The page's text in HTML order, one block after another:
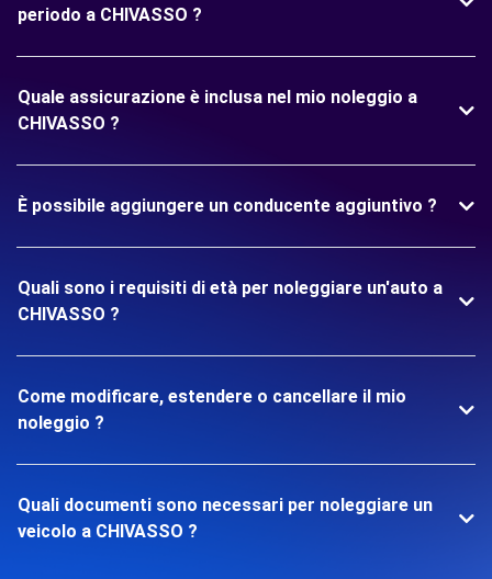
periodo a CHIVASSO ?
Quale assicurazione è inclusa nel mio noleggio a
CHIVASSO ?
È possibile aggiungere un conducente aggiuntivo ?
Quali sono i requisiti di età per noleggiare un'auto a
CHIVASSO ?
Come modificare, estendere o cancellare il mio
noleggio ?
Quali documenti sono necessari per noleggiare un
veicolo a CHIVASSO ?